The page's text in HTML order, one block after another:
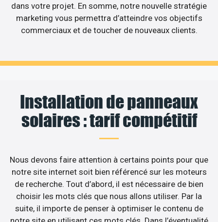
dans votre projet. En somme, notre nouvelle stratégie
marketing vous permettra d’atteindre vos objectifs
commerciaux et de toucher de nouveaux clients.
Installation de panneaux
solaires : tarif compétitif
Nous devons faire attention à certains points pour que
notre site internet soit bien référencé sur les moteurs
de recherche. Tout d’abord, il est nécessaire de bien
choisir les mots clés que nous allons utiliser. Par la
suite, il importe de penser à optimiser le contenu de